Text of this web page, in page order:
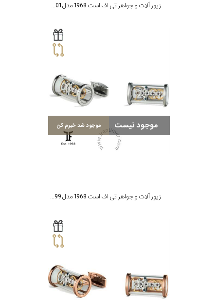
زیور آلات و جواهر تی اف است 1968 مدل CT-SS01
موجود نیست موجود شد خبرم کن
زیور آلات و جواهر تی اف است 1968 مدل CMO-SS99